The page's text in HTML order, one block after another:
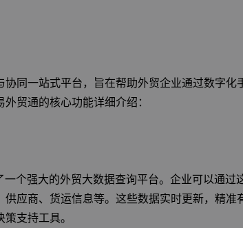
同一站式平台，旨在帮助外贸企业通过数字化
贸通的核心功能详细介绍：
个强大的外贸大数据查询平台。企业可以通过
应商、货运信息等。这些数据实时更新，精准
支持工具。